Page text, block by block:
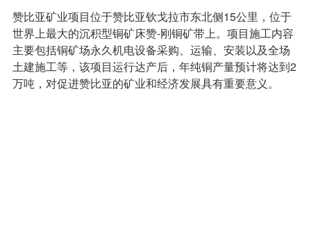
赞比亚矿业项目位于赞比亚钦戈拉市东北侧15公里，位于
世界上最大的沉积型铜矿床赞-刚铜矿带上。项目施工内容
主要包括铜矿场永久机电设备采购、运输、安装以及全场
土建施工等，该项目运行达产后，年纯铜产量预计将达到2
万吨，对促进赞比亚的矿业和经济发展具有重要意义。